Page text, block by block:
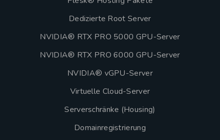
Dedizierte Root Server
NVIDIA® RTX PRO 5000 GPU-Server
NVIDIA® RTX PRO 6000 GPU-Server
NVIDIA® vGPU-Server
Virtuelle Cloud-Server
Serverschränke (Housing)
Domainregistrierung